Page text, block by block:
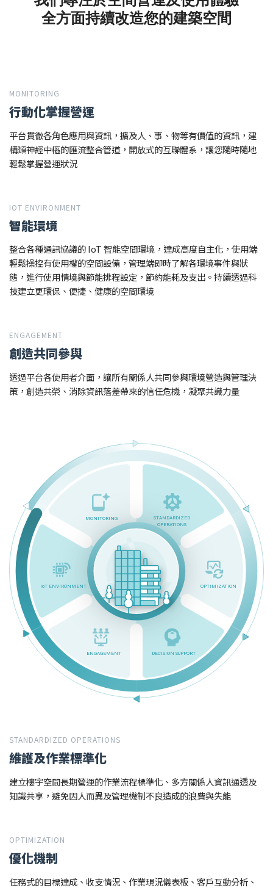
全方面持續改造您的建築空間
MONITORING
行動化掌握營運
平台貫徹各角色應用與資訊，擴及人、事、物等有價值的資訊，建
構類神經中樞的匯流整合管道，開放式的互聯體系，讓您隨時隨地
輕鬆掌握營運狀況
IOT ENVIRONMENT
智能環境
整合各種通訊協議的 IoT 智能空間環境，達成高度自主化，使用端
輕鬆操控有使用權的空間設備，管理端即時了解各環境事件與狀
態，進行使用情境與節能排程設定，節約能耗及支出。持續透過科
技建立更環保、便捷、健康的空間環境
ENGAGEMENT
創造共同參與
透過平台各使用者介面，讓所有關係人共同參與環境營造與管理決
策，創造共榮、消除資訊落差帶來的信任危機，凝聚共識力量
STANDARDIZED OPERATIONS
維護及作業標準化
建立樓宇空間長期營運的作業流程標準化、多方關係人資訊通透及
知識共享，避免因人而異及管理機制不良造成的浪費與失能
OPTIMIZATION
優化機制
任務式的目標達成、收支情況、作業現況儀表板、客戶互動分析、